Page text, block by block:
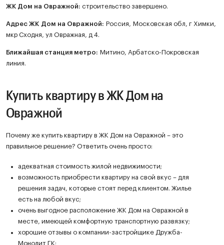
ЖК Дом на Овражной: строительство завершено.
Адрес ЖК Дом на Овражной: Россия, Московская обл, г Химки,
мкр Сходня, ул Овражная, д 4.
Ближайшая станция метро: Митино, Арбатско-Покровская
линия.
Купить квартиру в ЖК Дом на
Овражной
Почему же купить квартиру в ЖК Дом на Овражной – это
правильное решение? Ответить очень просто:
адекватная стоимость жилой недвижимости;
возможность приобрести квартиру на свой вкус – для
решения задач, которые стоят перед клиентом. Жилье
есть на любой вкус;
очень выгодное расположение ЖК Дом на Овражной в
месте, имеющей комфортную транспортную развязку;
хорошие отзывы о компании-застройщике Дружба-
Монолит ГК;